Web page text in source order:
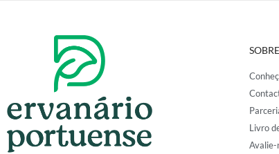
Livro
Avalie-